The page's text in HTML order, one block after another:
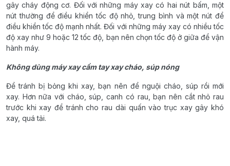
gây cháy động cơ. Đối với những máy xay có hai nút bấm, một
nút thường để điều khiển tốc độ nhỏ, trung bình và một nút để
điều khiển tốc độ mạnh nhất. Đối với những máy xay có nhiều tốc
độ xay như 9 hoặc 12 tốc độ, bạn nên chọn tốc độ ở giữa để vận
hành máy.
Không dùng máy xay cầm tay xay cháo, súp nóng
Để tránh bị bỏng khi xay, bạn nên để nguội cháo, súp rồi mới
xay. Hơn nữa với cháo, súp, canh có rau, bạn nên cắt nhỏ rau
trước khi xay để tránh cho rau dài quấn vào trục xay gây khó
xay, quá tải.